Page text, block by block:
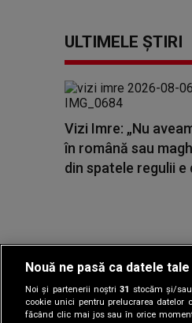
ULTIMELE ȘTIRI
Vizi Imre: „Nu
în română sau
din spatele regulii e
Nouă ne pasă ca datele
Noi și partenerii noștri31 stocăm și/
cookie unici pentru prelucrarea datelor
făcând clic mai jos sau în orice